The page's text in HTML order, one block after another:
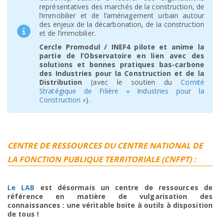
représentatives des marchés de la construction, de
l’immobilier et de l’aménagement urbain autour
des enjeux de la décarbonation, de la construction
et de l’immobilier.
Cercle Promodul / INEF4 pilote et anime la
partie de l’Observatoire en lien avec des
solutions et bonnes pratiques bas-carbone
des Industries pour la Construction et de la
Distribution (avec le soutien duComité
Stratégique de Filière « Industries pour la
Construction »).
CENTRE DE RESSOURCES DU CENTRE NATIONAL DE
LA FONCTION PUBLIQUE TERRITORIALE (CNFPT) :
Le LAB est désormais un centre de ressources de
référence en matière de vulgarisation des
connaissances : une véritable boite à outils à disposition
de tous !